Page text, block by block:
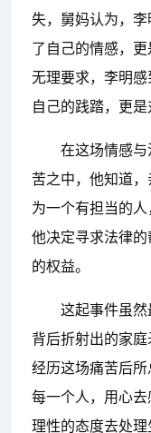
失，舅妈认为，
了自己的情感，
无理要求，李明
自己的践踏，更是
在这场情感
苦之中，他知道
为一个有担当的人
他决定寻求法律
的权益。
这起事件虽
背后折射出的家
经历这场痛苦后
每一个人，用心
理性的态度去处